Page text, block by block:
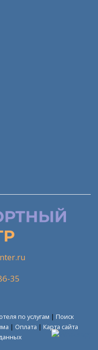
35
по услугам | Поиск
| Оплата | Карта сайта